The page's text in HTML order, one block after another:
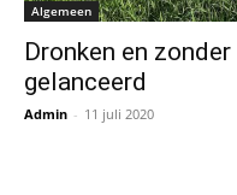
Algemeen
Dronken en
gelanceerd
Admin - 11 juli 2020